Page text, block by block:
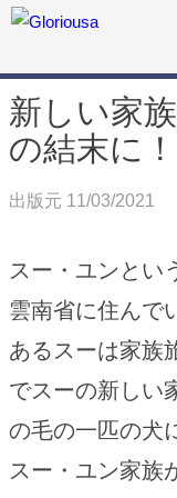
新しい家
の結末に！
出版元 11/03/2021
スー・ユンとい
雲南省に住んで
あるスーは家族
でスーの新しい
の毛の一匹の犬
スー・ユン家族